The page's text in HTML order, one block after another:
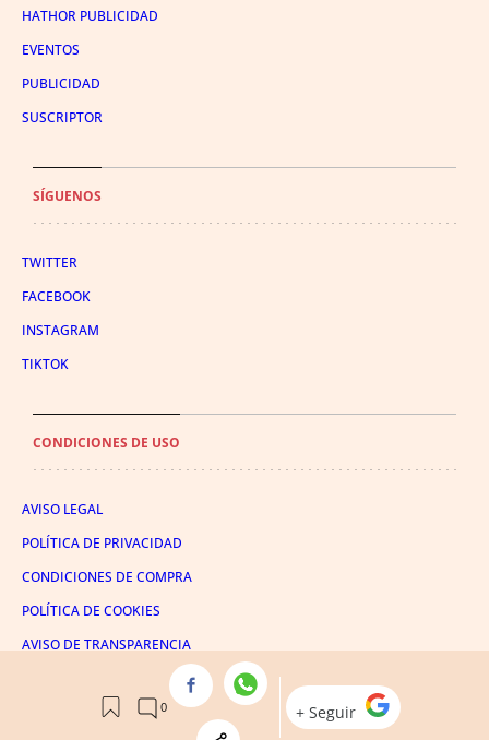
HATHOR PUBLICIDAD
EVENTOS
PUBLICIDAD
SUSCRIPTOR
SÍGUENOS
TWITTER
FACEBOOK
INSTAGRAM
TIKTOK
CONDICIONES DE USO
AVISO LEGAL
POLÍTICA DE PRIVACIDAD
CONDICIONES DE COMPRA
POLÍTICA DE COOKIES
AVISO DE TRANSPARENCIA
ADMINISTRACIÓN UTIQ